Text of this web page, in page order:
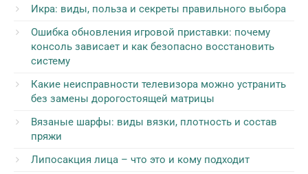
Икра: виды, польза и секреты правильного выбора
Ошибка обновления игровой приставки: почему
консоль зависает и как безопасно восстановить
систему
Какие неисправности телевизора можно устранить
без замены дорогостоящей матрицы
Вязаные шарфы: виды вязки, плотность и состав
пряжи
Липосакция лица – что это и кому подходит